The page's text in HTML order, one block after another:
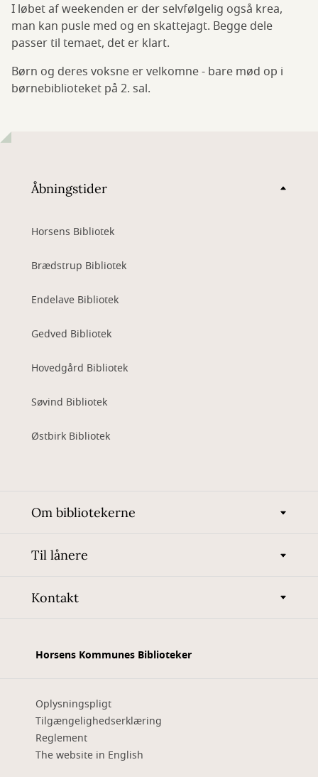
I løbet af weekenden er der selvfølgelig også krea,
man kan pusle med og en skattejagt. Begge dele
passer til temaet, det er klart.
Børn og deres voksne er velkomne - bare mød op i
børnebiblioteket på 2. sal.
Åbningstider
Horsens Bibliotek
Brædstrup Bibliotek
Endelave Bibliotek
Gedved Bibliotek
Hovedgård Bibliotek
Søvind Bibliotek
Østbirk Bibliotek
Om bibliotekerne
Til lånere
Kontakt
Horsens Kommunes Biblioteker
Oplysningspligt
Tilgængelighedserklæring
Reglement
The website in English